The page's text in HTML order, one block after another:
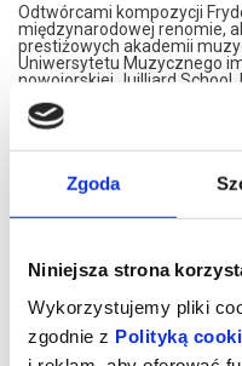
Zgoda
Niniejsza strona
Wykorzystujemy pliki
zgodnie z Polityką
Odtwórcami kompozycji
międzynarodowej renomie,
prestiżowych akademii
Uniwersytetu Muzycznego
nowojorskiej Juilliard School,
Konserwatorium w Moskwie
Paris.
Nasi artyści przedstawiają
Jego kompozycje.
Artyści graja na
Koncerty maja formę XIX
inspirowane jest XIX
żyrandole i stylowe dodatki
Koncertowa Fryderyk
kameralną w Warszawie.